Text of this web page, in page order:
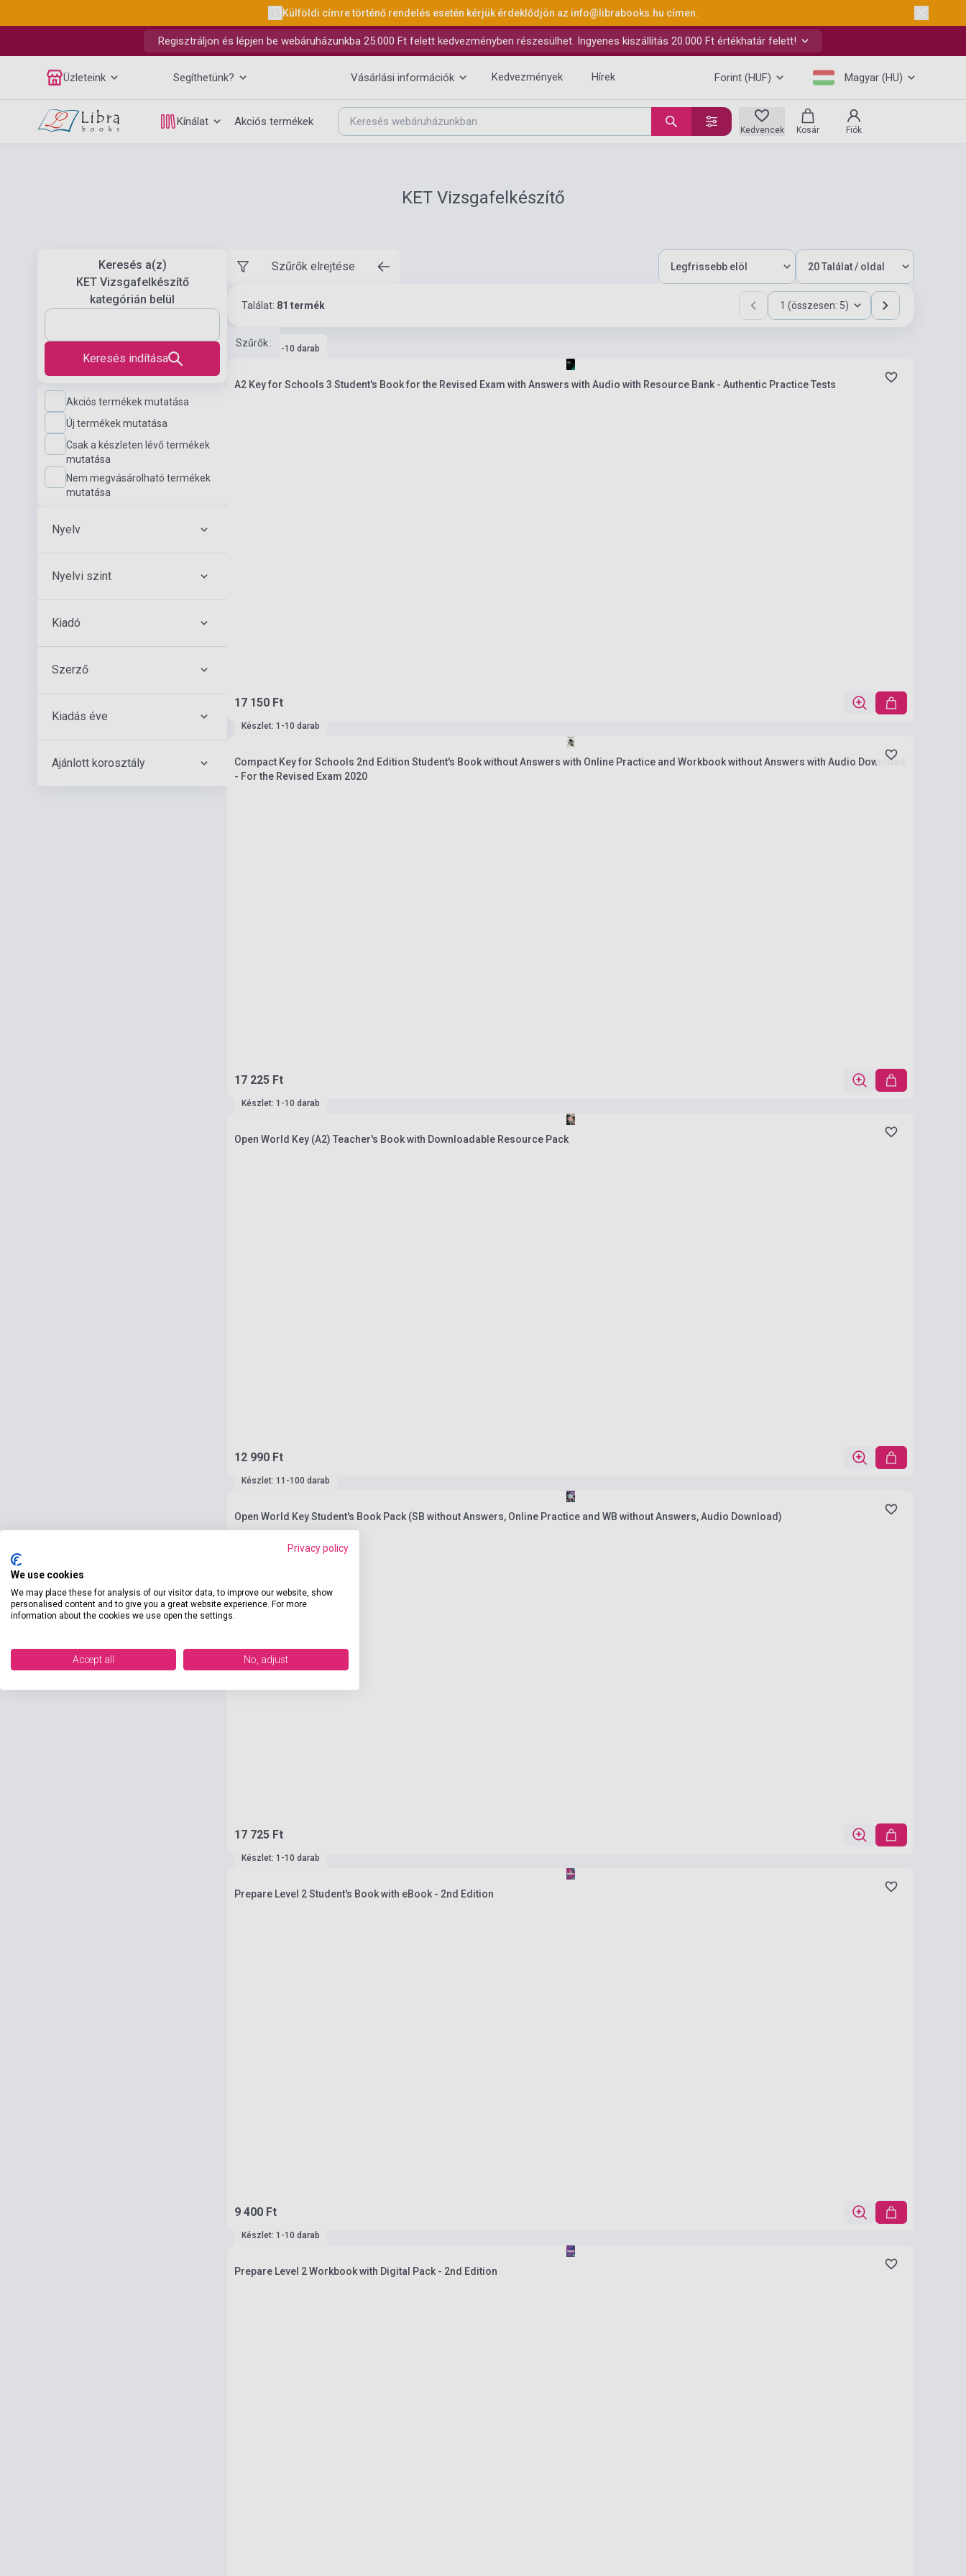
Külföldi címre történő rendelés esetén kérjük érdeklődjön az info@librabooks.hu címen.
Regisztráljon és lépjen be webáruházunkba 25.000 Ft felett kedvezményben részesülhet. Ingyenes kiszállítás 20.000 Ft értékhatár felett!
Üzleteink Segíthetünk? Vásárlási információk Kedvezmények Hírek Forint (HUF) Magyar (HU)
Kínálat Akciós termékek
Kedvencek Kosár Fiók
KET Vizsgafelkészítő
Keresés a(z)
KET Vizsgafelkészítő
kategórián belül
Keresés indítása
Akciós termékek mutatása
Új termékek mutatása
Csak a készleten lévő termékek
mutatása
Nem megvásárolható termékek
mutatása
Nyelv
Nyelvi szint
Kiadó
Szerző
Kiadás éve
Ajánlott korosztály
Szűrők elrejtése
Találat: 81 termék 1 (összesen: 5)
Szűrők:
Készlet: 1-10 darab
A2 Key for Schools 3 Student's Book for the Revised Exam with Answers with Audio with Resource Bank - Authentic Practice Tests
17 150 Ft
Készlet: 1-10 darab
Compact Key for Schools 2nd Edition Student's Book without Answers with Online Practice and Workbook without Answers with Audio Download
- For the Revised Exam 2020
17 225 Ft
Készlet: 1-10 darab
Open World Key (A2) Teacher's Book with Downloadable Resource Pack
12 990 Ft
Készlet: 11-100 darab
Open World Key Student's Book Pack (SB without Answers, Online Practice and WB without Answers, Audio Download)
17 725 Ft
Készlet: 1-10 darab
Prepare Level 2 Student's Book with eBook - 2nd Edition
9 400 Ft
Készlet: 1-10 darab
Prepare Level 2 Workbook with Digital Pack - 2nd Edition
Privacy policy
We use cookies
We may place these for analysis of our visitor data, to improve our website, show
personalised content and to give you a great website experience. For more
information about the cookies we use open the settings.
Accept all No, adjust